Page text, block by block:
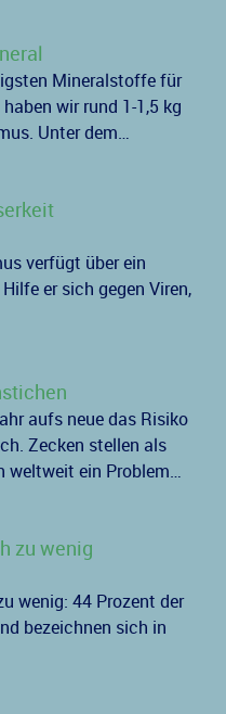
Mineralstoffe für
wir rund 1-1,5 kg
Unter dem…
verfügt über ein
er sich gegen Viren,
aufs neue das Risiko
Zecken stellen als
weltweit ein Problem…
zu wenig
wenig: 44 Prozent der
bezeichnen sich in